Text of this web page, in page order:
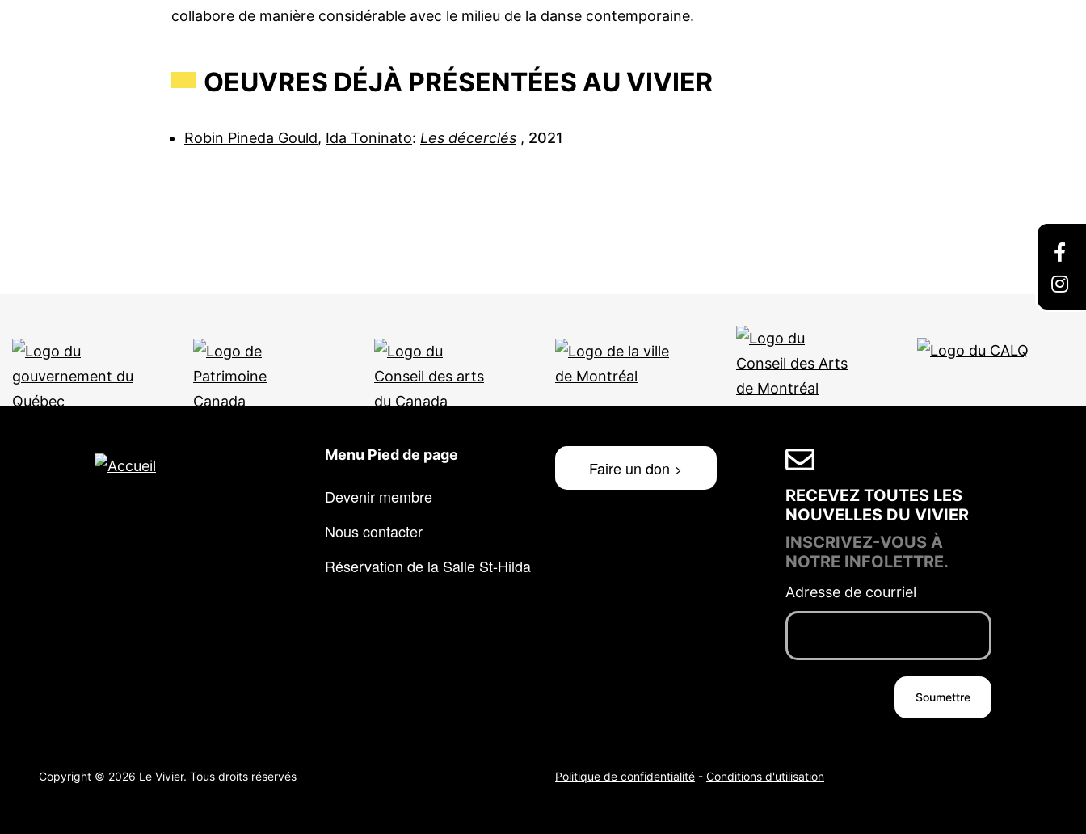
collabore de manière considérable avec le milieu de la danse contemporaine.
OEUVRES DÉJÀ PRÉSENTÉES AU VIVIER
Robin Pineda Gould, Ida Toninato: Les décerclés , 2021
Menu Pied de page
Devenir membre
Nous contacter
Réservation de la Salle St-Hilda
Faire un don >
RECEVEZ TOUTES LES
NOUVELLES DU VIVIER
INSCRIVEZ-VOUS À
NOTRE INFOLETTRE.
Adresse de courriel
Copyright © 2026 Le Vivier. Tous droits réservés Politique de confidentialité - Conditions d'utilisation